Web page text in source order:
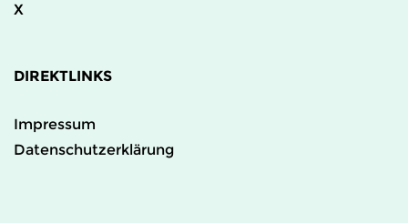
X
DIREKTLINKS
Impressum
Datenschutzerklärung